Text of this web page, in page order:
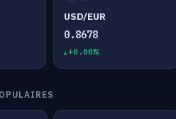
USD/EUR
0.8678
+0.00%